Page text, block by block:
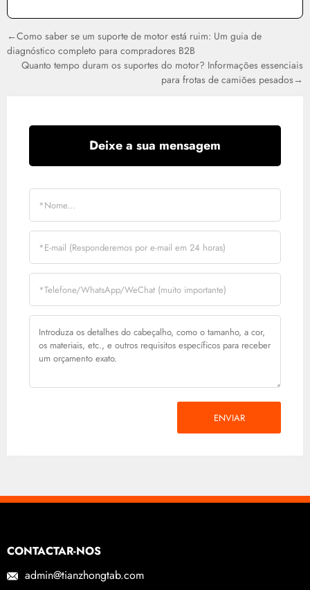
←Como saber se um suporte de motor está ruim: Um guia de
diagnóstico completo para compradores B2B
Quanto tempo duram os suportes do motor? Informações essenciais
para frotas de camiões pesados→
Deixe a sua mensagem
ENVIAR
CONTACTAR-NOS
admin@tianzhongtab.com